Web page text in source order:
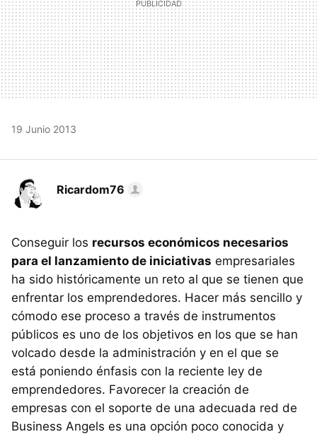
19 Junio 2013
Ricardom76
Conseguir los recursos económicos necesarios
para el lanzamiento de iniciativas empresariales
ha sido históricamente un reto al que se tienen que
enfrentar los emprendedores. Hacer más sencillo y
cómodo ese proceso a través de instrumentos
públicos es uno de los objetivos en los que se han
volcado desde la administración y en el que se
está poniendo énfasis con la reciente ley de
emprendedores. Favorecer la creación de
empresas con el soporte de una adecuada red de
Business Angels es una opción poco conocida y